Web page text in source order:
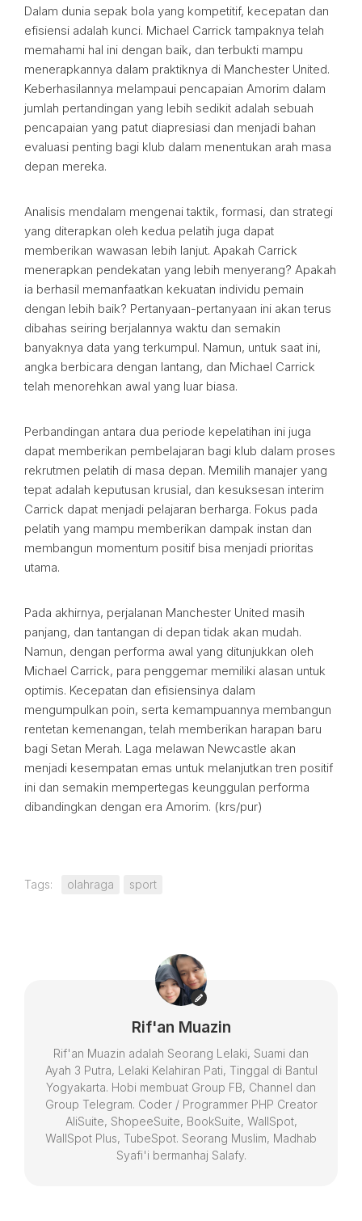
Dalam dunia sepak bola yang kompetitif, kecepatan dan
efisiensi adalah kunci. Michael Carrick tampaknya telah
memahami hal ini dengan baik, dan terbukti mampu
menerapkannya dalam praktiknya di Manchester United.
Keberhasilannya melampaui pencapaian Amorim dalam
jumlah pertandingan yang lebih sedikit adalah sebuah
pencapaian yang patut diapresiasi dan menjadi bahan
evaluasi penting bagi klub dalam menentukan arah masa
depan mereka.
Analisis mendalam mengenai taktik, formasi, dan strategi
yang diterapkan oleh kedua pelatih juga dapat
memberikan wawasan lebih lanjut. Apakah Carrick
menerapkan pendekatan yang lebih menyerang? Apakah
ia berhasil memanfaatkan kekuatan individu pemain
dengan lebih baik? Pertanyaan-pertanyaan ini akan terus
dibahas seiring berjalannya waktu dan semakin
banyaknya data yang terkumpul. Namun, untuk saat ini,
angka berbicara dengan lantang, dan Michael Carrick
telah menorehkan awal yang luar biasa.
Perbandingan antara dua periode kepelatihan ini juga
dapat memberikan pembelajaran bagi klub dalam proses
rekrutmen pelatih di masa depan. Memilih manajer yang
tepat adalah keputusan krusial, dan kesuksesan interim
Carrick dapat menjadi pelajaran berharga. Fokus pada
pelatih yang mampu memberikan dampak instan dan
membangun momentum positif bisa menjadi prioritas
utama.
Pada akhirnya, perjalanan Manchester United masih
panjang, dan tantangan di depan tidak akan mudah.
Namun, dengan performa awal yang ditunjukkan oleh
Michael Carrick, para penggemar memiliki alasan untuk
optimis. Kecepatan dan efisiensinya dalam
mengumpulkan poin, serta kemampuannya membangun
rentetan kemenangan, telah memberikan harapan baru
bagi Setan Merah. Laga melawan Newcastle akan
menjadi kesempatan emas untuk melanjutkan tren positif
ini dan semakin mempertegas keunggulan performa
dibandingkan dengan era Amorim. (krs/pur)
Tags: olahraga sport
Rif'an Muazin
Rif'an Muazin adalah Seorang Lelaki, Suami dan
Ayah 3 Putra, Lelaki Kelahiran Pati, Tinggal di Bantul
Yogyakarta. Hobi membuat Group FB, Channel dan
Group Telegram. Coder / Programmer PHP Creator
AliSuite, ShopeeSuite, BookSuite, WallSpot,
WallSpot Plus, TubeSpot. Seorang Muslim, Madhab
Syafi'i bermanhaj Salafy.